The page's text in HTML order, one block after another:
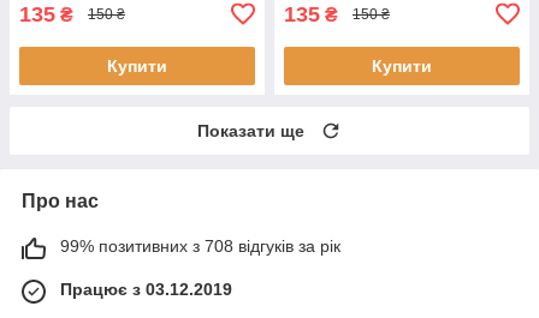
135 ₴ 150 ₴
Купити
135 ₴ 150 ₴
Купити
Показати ще
Про нас
99% позитивних з 708 відгуків за рік
Працює з 03.12.2019